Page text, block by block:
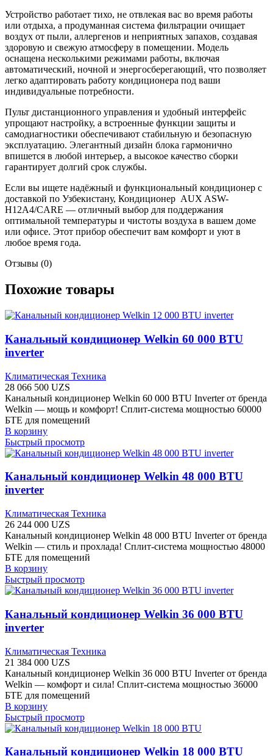
Устройство работает тихо, не отвлекая вас во время работы
или отдыха, а продуманная система фильтрации очищает
воздух от пыли, аллергенов и неприятных запахов, создавая
здоровую и свежую атмосферу в помещении. Модель
оснащена несколькими режимами работы, включая
автоматический, ночной и энергосберегающий, что позволяет
легко адаптировать работу кондиционера под ваши
индивидуальные потребности.
Пульт дистанционного управления и удобный интерфейс
упрощают настройку, а встроенные функции защиты и
самодиагностики обеспечивают стабильную и безопасную
эксплуатацию. Элегантный дизайн блока гармонично
впишется в любой интерьер, а высокое качество сборки
гарантирует долгий срок службы.
Если вы ищете надёжный и функциональный кондиционер с
доставкой по Узбекистану, Кондиционер AUX ASW-
H12A4/CARE — отличный выбор для поддержания
оптимальной температуры и чистоты воздуха в вашем доме
или офисе. Этот прибор обеспечит вам комфорт и уют в
любое время года.
Отзывы (0)
Похожие товары
Канальный кондиционер Welkin 60 000 BTU
inverter
Климатическая Техника
28 066 500 UZS
Канальный кондиционер Welkin 60 000 BTU Inverter от бренда
Welkin — мощь и комфорт! Сплит-система мощностью 60000
БТЕ для помещений
В корзину
Быстрый просмотр
Канальный кондиционер Welkin 48 000 BTU
inverter
Климатическая Техника
26 244 000 UZS
Канальный кондиционер Welkin 48 000 BTU Inverter от бренда
Welkin — стиль и прохлада! Сплит-система мощностью 48000
БТЕ для помещений
В корзину
Быстрый просмотр
Канальный кондиционер Welkin 36 000 BTU
inverter
Климатическая Техника
21 384 000 UZS
Канальный кондиционер Welkin 36 000 BTU Inverter от бренда
Welkin — комфорт и сила! Сплит-система мощностью 36000
БТЕ для помещений
В корзину
Быстрый просмотр
Канальный кондиционер Welkin 18 000 BTU